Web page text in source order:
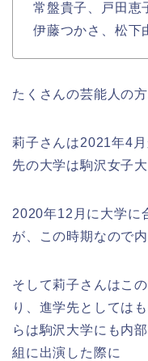
常盤貴子、戸田恵
伊藤つかさ、松下
たくさんの芸能人の
莉子さんは2021年4
先の大学は駒沢女子大
2020年12月に大学に
が、この時期なので
そして莉子さんはこ
り、進学先としては
らは駒沢大学にも内
組に出演した際に